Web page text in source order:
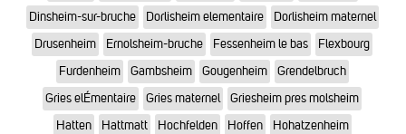
Dinsheim-sur-bruche
Dorlisheim elementaire
Dorlisheim maternel
Drusenheim
Ernolsheim-bruche Fessenheim le bas
Flexbourg
Furdenheim
Gambsheim Gougenheim
Grendelbruch
Gries elÉmentaire
Gries maternel
Griesheim pres molsheim
Hatten
Hattmatt Hochfelden Hoffen
Hohatzenheim